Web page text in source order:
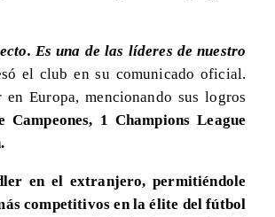
Es una de las líderes de nuestro
el club en su comunicado oficial.
Europa, mencionando sus logros
1 Champions League
en el extranjero, permitiéndole
competitivos en la élite del fútbol